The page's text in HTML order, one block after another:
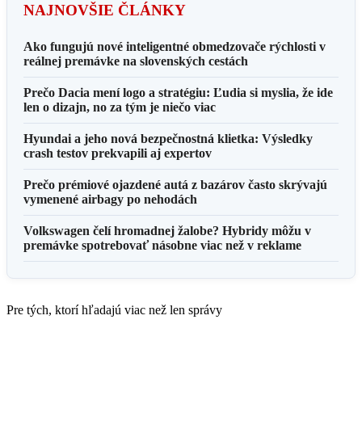
NAJNOVŠIE ČLÁNKY
Ako fungujú nové inteligentné obmedzovače rýchlosti v
reálnej premávke na slovenských cestách
Prečo Dacia mení logo a stratégiu: Ľudia si myslia, že ide
len o dizajn, no za tým je niečo viac
Hyundai a jeho nová bezpečnostná klietka: Výsledky
crash testov prekvapili aj expertov
Prečo prémiové ojazdené autá z bazárov často skrývajú
vymenené airbagy po nehodách
Volkswagen čelí hromadnej žalobe? Hybridy môžu v
premávke spotrebovať násobne viac než v reklame
Pre tých, ktorí hľadajú viac než len správy